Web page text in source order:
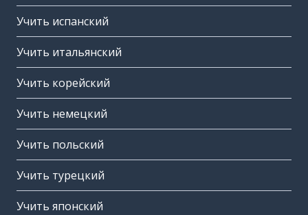
Учить испанский
Учить итальянский
Учить корейский
Учить немецкий
Учить польский
Учить турецкий
Учить японский